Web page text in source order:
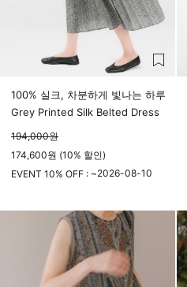
100% 실크, 차분하게 빛나는 하루
Grey Printed Silk Belted Dress
194,000원
174,600원 (10% 할인)
EVENT 10% OFF : ~2026-08-10